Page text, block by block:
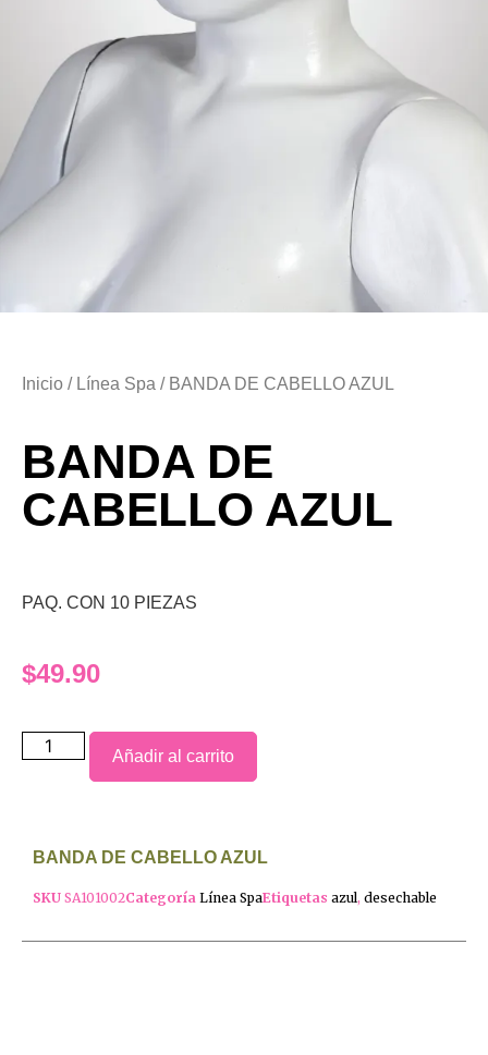
Inicio / Línea Spa / BANDA DE CABELLO AZUL
BANDA DE
CABELLO AZUL
PAQ. CON 10 PIEZAS
$49.90
Añadir al carrito
BANDA DE CABELLO AZUL
SKU SA101002Categoría Línea SpaEtiquetas azul, desechable